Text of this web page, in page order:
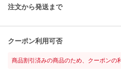
注文から発送まで
クーポン利用可否
商品割引済みの商品のため、クーポンの